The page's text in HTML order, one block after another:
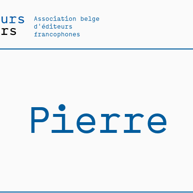
Association belge
d'éditeurs
francophones
Pierre